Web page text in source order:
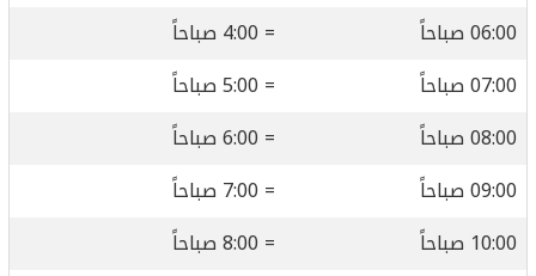
06:00 صباحاً
= 4:00 صباحاً
07:00 صباحاً
= 5:00 صباحاً
08:00 صباحاً
= 6:00 صباحاً
09:00 صباحاً
= 7:00 صباحاً
10:00 صباحاً
= 8:00 صباحاً